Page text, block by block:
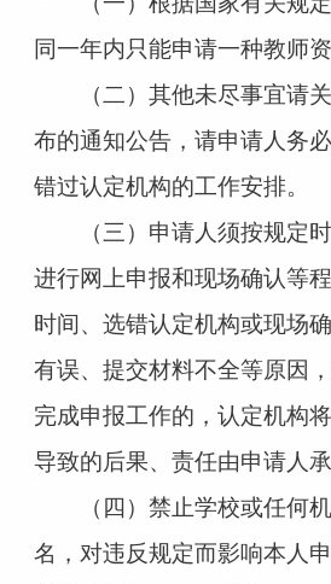
同一年内只能申请一种教师资
（二）其他未尽事宜请
布的通知公告，请申请人务
错过认定机构的工作安排。
（三）申请人须按规定
进行网上申报和现场确认等
时间、选错认定机构或现场
有误、提交材料不全等原因
完成申报工作的，认定机构
导致的后果、责任由申请人承
（四）禁止学校或任何
名，对违反规定而影响本人